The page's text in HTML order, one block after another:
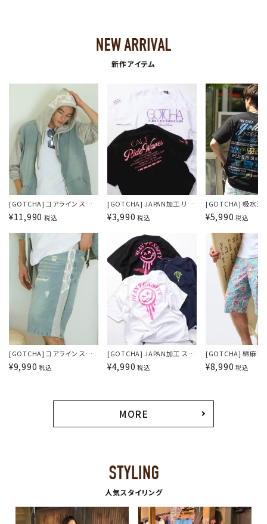
新作アイテム
[GOTCHA] コアライン スウェ
ット切替 カットデニムフルジッ
¥11,990 税込
[GOTCHA] コアライン スウェ
ット切替 カットデニムショーツ
¥9,990 税込
[GOTCHA] JAPAN加工 リミ
テッド カラーラメロゴT
¥3,990 税込
[GOTCHA] JAPAN加工 スマ
イリーフェイス ネオンプリント
¥4,990 税込
[GOTCHA] 吸水速
ラデーションT
¥5,990 税込
[GOTCHA] 綿麻ラ
ニカルショーツ
¥8,990 税込
MORE
人気スタイリング